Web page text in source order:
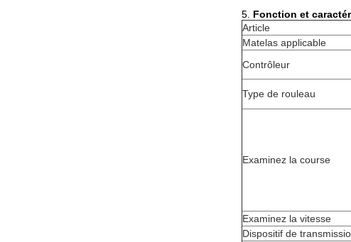
5. Fonction et
Article
Matelas applicable
Contrôleur
Type de rouleau
Examinez la course
Examinez la vitesse
Dispositif de